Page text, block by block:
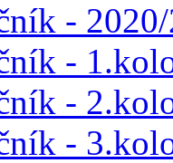
-
-
-
-